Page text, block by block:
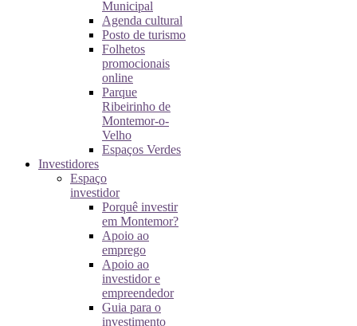
Municipal
Agenda cultural
Posto de turismo
Folhetos
promocionais
online
Parque
Ribeirinho de
Montemor-o-
Velho
Espaços Verdes
Investidores
Espaço
investidor
Porquê investir
em Montemor?
Apoio ao
emprego
Apoio ao
investidor e
empreendedor
Guia para o
investimento